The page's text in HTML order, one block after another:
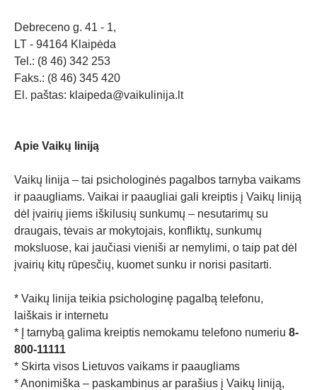
Debreceno g. 41 - 1,
LT - 94164 Klaipėda
Tel.: (8 46) 342 253
Faks.: (8 46) 345 420
El. paštas: klaipeda@vaikulinija.lt
Apie Vaikų liniją
Vaikų linija – tai psichologinės pagalbos tarnyba vaikams
ir paaugliams. Vaikai ir paaugliai gali kreiptis į Vaikų liniją
dėl įvairių jiems iškilusių sunkumų – nesutarimų su
draugais, tėvais ar mokytojais, konfliktų, sunkumų
moksluose, kai jaučiasi vieniši ar nemylimi, o taip pat dėl
įvairių kitų rūpesčių, kuomet sunku ir norisi pasitarti.
* Vaikų linija teikia psichologinę pagalbą telefonu,
laiškais ir internetu
* Į tarnybą galima kreiptis nemokamu telefono numeriu 8-
800-11111
* Skirta visos Lietuvos vaikams ir paaugliams
* Anonimiška – paskambinus ar parašius į Vaikų liniją,